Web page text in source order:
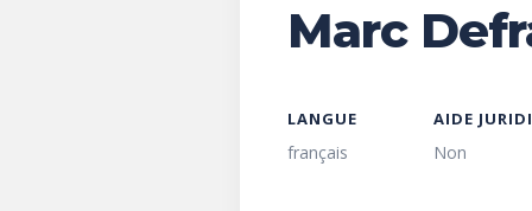
Marc
LANGUE
français
AIDE
Non